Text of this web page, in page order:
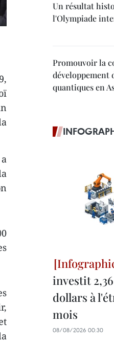
Un résultat
l'Olympiade
Promouvoir la
développement
quantiques en
investit
dollars à
mois
08/08/2026 00:30